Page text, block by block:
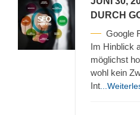
DURCH
Google
Im Hinblick
möglichst
wohl kein
Int